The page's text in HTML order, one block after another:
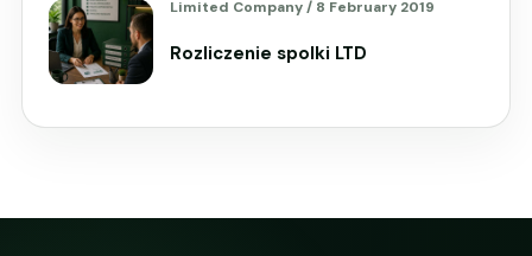
Limited Company/ 8 February 2019
Rozliczenie spolki LTD